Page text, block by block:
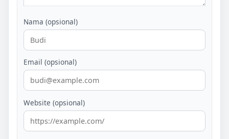
Nama (opsional)
Email (opsional)
Website (opsional)